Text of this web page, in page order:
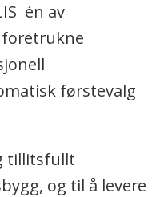
én av
foretrukne
førstevalg
tillitsfullt
og til å levere